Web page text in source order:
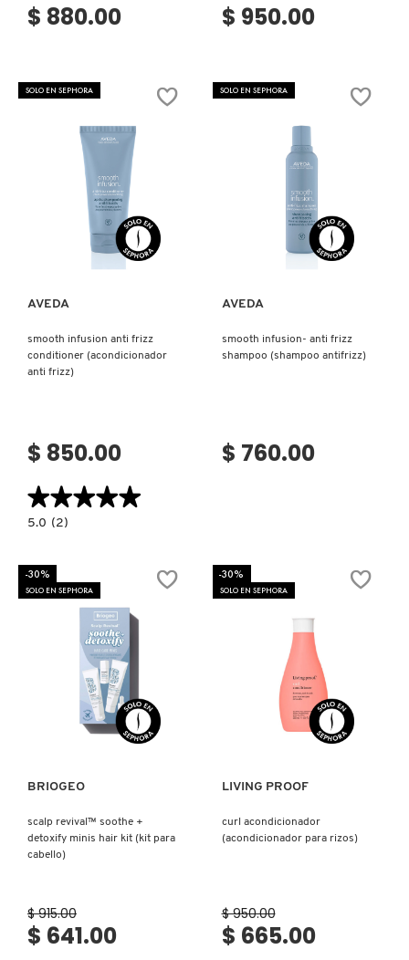
ISDIN
IT COSMETICS
JEAN PAUL GAULTIER
JULIETTE HAS A GUN
K18
KÉRASTASE
KIEHL’S
KYLIE COSMETICS
KYLIE JENNER FRAGRANCES
L'ORÉAL PROFESSIONNEL
LILASH
$ 880.00 $ 950.00
SOLO EN SEPHORA
Ver más
AVEDA
smooth infusion anti frizz
conditioner (acondicionador
anti frizz)
$ 850.00
★★★★★
★★★★★
5.0
ANTI
FRIZZ
CONDITIONER
5.0 (2)
SOLO EN SEPHORA
Ver más
AVEDA
smooth infusion- anti frizz
shampoo (shampoo antifrizz)
$ 760.00
-30%
SOLO EN SEPHORA
Ver más
BRIOGEO
scalp revival™ soothe +
detoxify minis hair kit (kit para
cabello)
$ 915.00
$ 641.00
-30%
SOLO EN SEPHORA
Ver más
LIVING PROOF
curl acondicionador
(acondicionador para rizos)
$ 950.00
$ 665.00